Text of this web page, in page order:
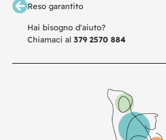
Reso garantito
Hai bisogno d'aiuto?
Chiamaci al 379 2570 884